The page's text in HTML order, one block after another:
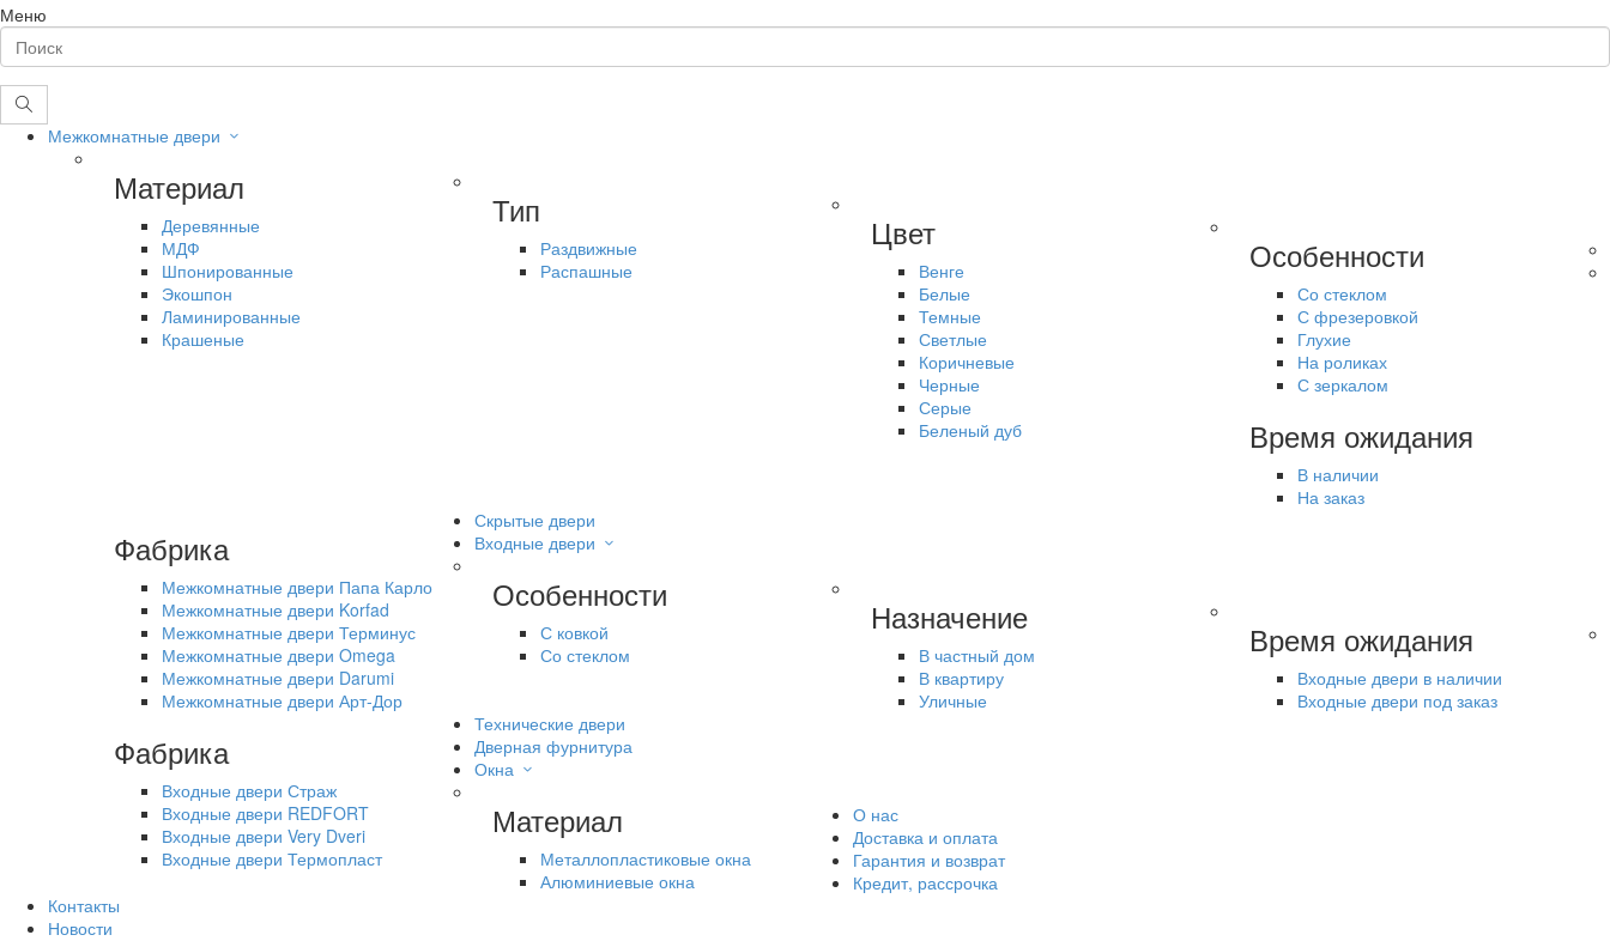
Меню
Межкомнатные двери
Материал
Деревянные
МДФ
Шпонированные
Экошпон
Ламинированные
Крашеные
Тип
Раздвижные
Распашные
Цвет
Венге
Белые
Темные
Светлые
Коричневые
Черные
Серые
Беленый дуб
Особенности
Со стеклом
С фрезеровкой
Глухие
На роликах
С зеркалом
Время ожидания
В наличии
На заказ
Фабрика
Межкомнатные двери Папа Карло
Межкомнатные двери Korfad
Межкомнатные двери Терминус
Межкомнатные двери Omega
Межкомнатные двери Darumi
Межкомнатные двери Арт-Дор
Скрытые двери
Входные двери
Особенности
С ковкой
Со стеклом
Назначение
В частный дом
В квартиру
Уличные
Время ожидания
Входные двери в наличии
Входные двери под заказ
Фабрика
Входные двери Страж
Входные двери REDFORT
Входные двери Very Dveri
Входные двери Термопласт
Технические двери
Дверная фурнитура
Окна
Материал
Металлопластиковые окна
Алюминиевые окна
О нас
Доставка и оплата
Гарантия и возврат
Кредит, рассрочка
Контакты
Новости